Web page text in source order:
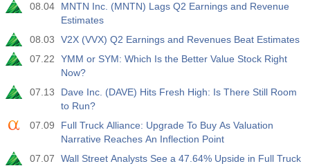
08.04
MNTN Inc. (MNTN) Lags Q2 Earnings and Revenue
Estimates
08.03
V2X (VVX) Q2 Earnings and Revenues Beat Estimates
07.22
YMM or SYM: Which Is the Better Value Stock Right
Now?
07.13
Dave Inc. (DAVE) Hits Fresh High: Is There Still Room
to Run?
07.09
Full Truck Alliance: Upgrade To Buy As Valuation
Narrative Reaches An Inflection Point
07.07
Wall Street Analysts See a 47.64% Upside in Full Truck